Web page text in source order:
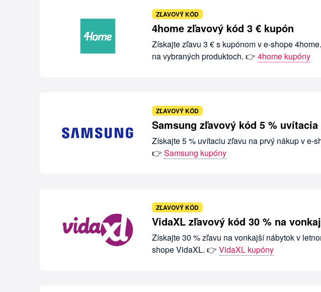
ZĽAVOVÝ KÓD
4home zľavový kód 3 € kupón
Získajte zľavu 3 € s kupónom v e-shope
na vybraných produktoch. 👉 4home kupóny
ZĽAVOVÝ KÓD
Samsung zľavový kód 5 % uvítacia
Získajte 5 % uvítaciu zľavu na prvý nákup v e-
👉 Samsung kupóny
ZĽAVOVÝ KÓD
VidaXL zľavový kód 30 % na
Získajte 30 % zľavu na vonkajší nábytok v
shope VidaXL. 👉 VidaXL kupóny